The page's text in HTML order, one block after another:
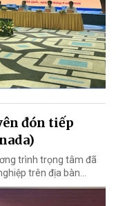
đón tiếp
trình trọng tâm đã
trên địa bàn...